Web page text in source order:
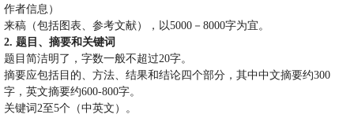
作者信息）
来稿（包括图表、参考文献），以5000 － 8000字为宜。
2. 题目、摘要和关键词
题目简洁明了，字数一般不超过20字。
摘要应包括目的、方法、结果和结论四个部分，其中中文摘要约300
字，英文摘要约600-800字。
关键词 2至5个（中英文）。